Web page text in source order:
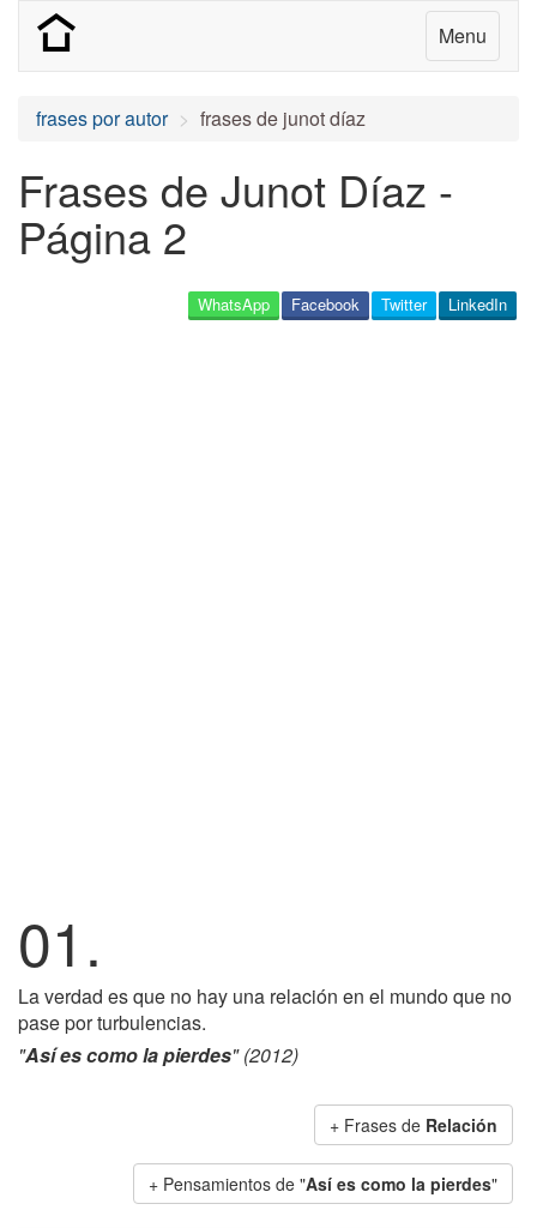
Menu
frases por autor frases de junot díaz
Frases de Junot Díaz -
Página 2
LinkedIn
Twitter
Facebook
WhatsApp
01.
La verdad es que no hay una relación en el mundo que no
pase por turbulencias.
"Así es como la pierdes" (2012)
+ Frases de Relación
+ Pensamientos de "Así es como la pierdes"